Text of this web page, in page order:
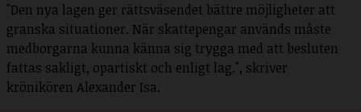
"Den nya lagen ger rättsväsendet bättre möjligheter att
granska situationer. När skattepengar används måste
medborgarna kunna känna sig trygga med att besluten
fattas sakligt, opartiskt och enligt lag.", skriver
krönikören Alexander Isa.